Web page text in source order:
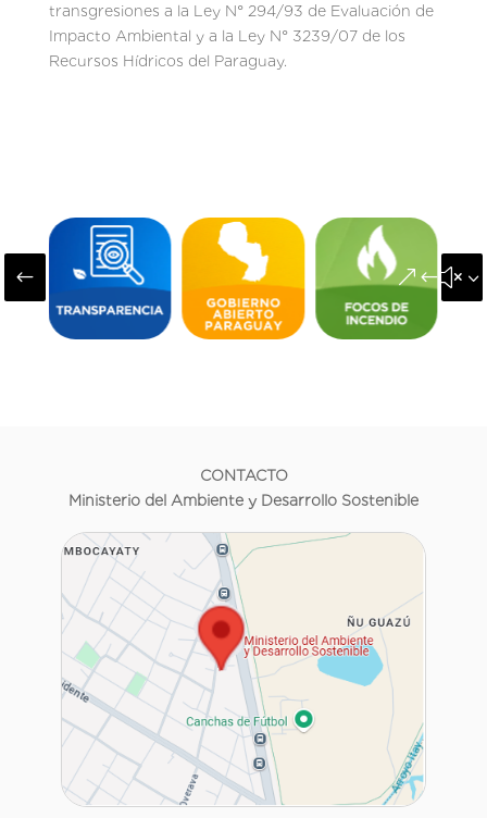
transgresiones a la Ley N° 294/93 de Evaluación de
Impacto Ambiental y a la Ley N° 3239/07 de los
Recursos Hídricos del Paraguay.
#
CONTACTO
Ministerio del Ambiente y Desarrollo Sostenible